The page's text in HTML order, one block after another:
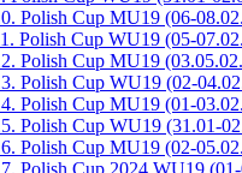
Polish Cup MU19 (06-
Polish Cup WU19 (05-
Polish Cup MU19
Polish Cup WU19 (02-
Polish Cup MU19 (01-
Polish Cup WU19 (31.01-
Polish Cup MU19 (02-
Polish Cup 2024 WU19